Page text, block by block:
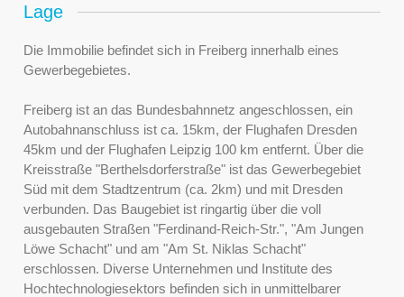
Lage
Die Immobilie befindet sich in Freiberg innerhalb eines
Gewerbegebietes.
Freiberg ist an das Bundesbahnnetz angeschlossen, ein
Autobahnanschluss ist ca. 15km, der Flughafen Dresden
45km und der Flughafen Leipzig 100 km entfernt. Über die
Kreisstraße "Berthelsdorferstraße" ist das Gewerbegebiet
Süd mit dem Stadtzentrum (ca. 2km) und mit Dresden
verbunden. Das Baugebiet ist ringartig über die voll
ausgebauten Straßen "Ferdinand-Reich-Str.", "Am Jungen
Löwe Schacht" und am "Am St. Niklas Schacht"
erschlossen. Diverse Unternehmen und Institute des
Hochtechnologiesektors befinden sich in unmittelbarer